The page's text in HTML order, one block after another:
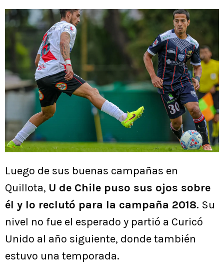
Luego de sus buenas campañas en
Quillota, U de Chile puso sus ojos sobre
él y lo reclutó para la campaña 2018. Su
nivel no fue el esperado y partió a Curicó
Unido al año siguiente, donde también
estuvo una temporada.